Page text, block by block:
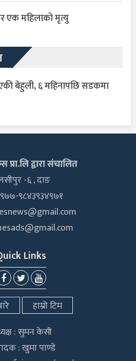
एक महिलाको मृत्यु
बेहुली, ६ महिनापछि सडकमा
प्रा.लि द्वारा संचालित
-६ , दाङ
९८४३९३४९७१
Links
हाम्रो टिम
: सुमन केसी
: खुमा पाण्डे